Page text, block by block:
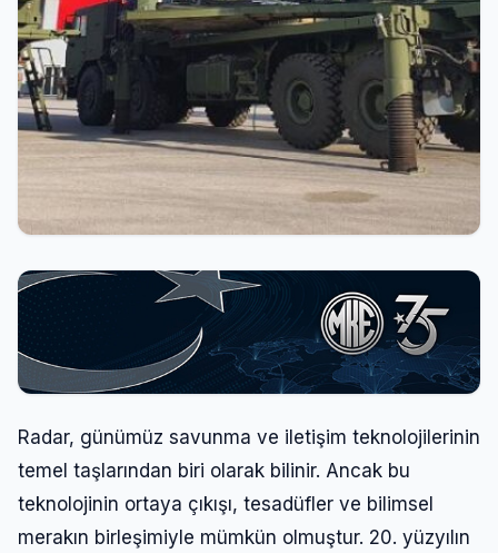
Radar, günümüz savunma ve iletişim teknolojilerinin
temel taşlarından biri olarak bilinir. Ancak bu
teknolojinin ortaya çıkışı, tesadüfler ve bilimsel
merakın birleşimiyle mümkün olmuştur. 20. yüzyılın